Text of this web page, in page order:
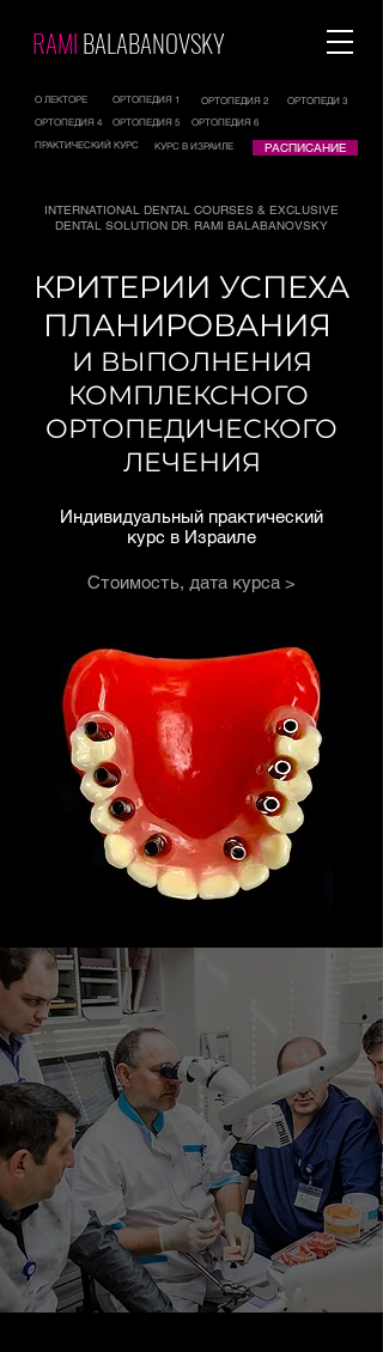
RAMIBALABANOVSKY
О ЛЕКТОРЕ ОРТОПЕДИЯ 1 ОРТОПЕДИЯ 2
ОРТОПЕДИ 3
ОРТОПЕДИЯ 4
ОРТОПЕДИЯ 5
ОРТОПЕДИЯ 6
ПРАКТИЧЕСКИЙ КУРС
КУРС В ИЗРАИЛЕ РАСПИСАНИЕ
INTERNATIONAL DENTAL COURSES & EXCLUSIVE
DENTAL SOLUTION DR. RAMI BALABANOVSKY
КРИТЕРИИ УСПЕХА
ПЛАНИРОВАНИЯ
И ВЫПОЛНЕНИЯ
КОМПЛЕКСНОГО
ОРТОПЕДИЧЕСКОГО
ЛЕЧЕНИЯ
Индивидуальный практический
курс в Израиле
Стоимость, дата курса >